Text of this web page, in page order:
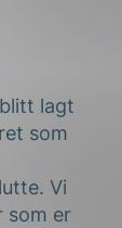
lagt
som
Vi
som er